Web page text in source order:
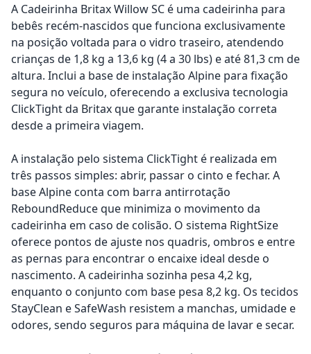
A Cadeirinha Britax Willow SC é uma cadeirinha para
bebês recém-nascidos que funciona exclusivamente
na posição voltada para o vidro traseiro, atendendo
crianças de 1,8 kg a 13,6 kg (4 a 30 lbs) e até 81,3 cm de
altura. Inclui a base de instalação Alpine para fixação
segura no veículo, oferecendo a exclusiva tecnologia
ClickTight da Britax que garante instalação correta
desde a primeira viagem.
A instalação pelo sistema ClickTight é realizada em
três passos simples: abrir, passar o cinto e fechar. A
base Alpine conta com barra antirrotação
ReboundReduce que minimiza o movimento da
cadeirinha em caso de colisão. O sistema RightSize
oferece pontos de ajuste nos quadris, ombros e entre
as pernas para encontrar o encaixe ideal desde o
nascimento. A cadeirinha sozinha pesa 4,2 kg,
enquanto o conjunto com base pesa 8,2 kg. Os tecidos
StayClean e SafeWash resistem a manchas, umidade e
odores, sendo seguros para máquina de lavar e secar.